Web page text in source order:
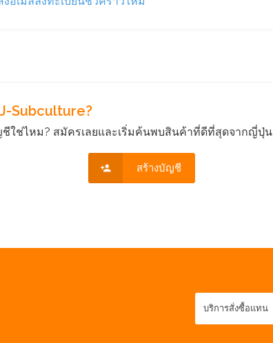
Subculture?
ใช่ไหม? สมัครเลยและเริ่มค้นพบสินค้าที่ดีที่สุดจากญี่ปุ่น
สร้างบัญชี
บริการสั่งซื้อแทน